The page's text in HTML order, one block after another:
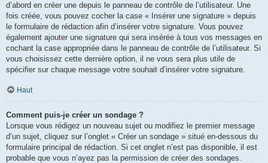
d’abord en créer une depuis le panneau de contrôle de l’utilisateur. Une
fois créée, vous pouvez cocher la case « Insérer une signature » depuis
le formulaire de rédaction afin d’insérer votre signature. Vous pouvez
également ajouter une signature qui sera insérée à tous vos messages en
cochant la case appropriée dans le panneau de contrôle de l’utilisateur. Si
vous choisissez cette dernière option, il ne vous sera plus utile de
spécifier sur chaque message votre souhait d’insérer votre signature.
Haut
Comment puis-je créer un sondage ?
Lorsque vous rédigez un nouveau sujet ou modifiez le premier message
d’un sujet, cliquez sur l’onglet « Créer un sondage » situé en-dessous du
formulaire principal de rédaction. Si cet onglet n’est pas disponible, il est
probable que vous n’ayez pas la permission de créer des sondages.